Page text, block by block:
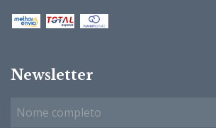
Newsletter